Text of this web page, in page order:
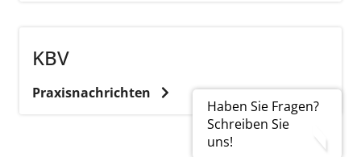
Haben Sie Fragen?
Schreiben Sie
uns!
KBV
Praxisnachrichten